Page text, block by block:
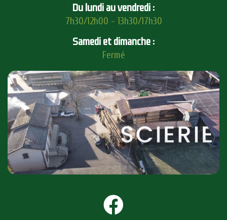
Du lundi au vendredi :
7h30/12h00 - 13h30/17h30
Samedi et dimanche :
Fermé